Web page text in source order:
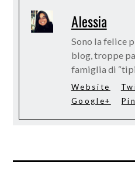
Alessia
Sono la felice
blog, troppe
famiglia di
Website
Google+